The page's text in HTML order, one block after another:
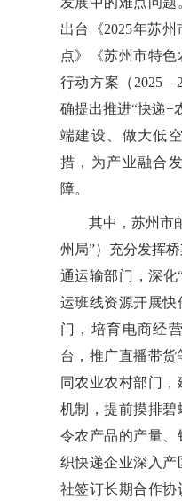
出台《2025年苏
点》《苏州市特
行动方案（
确提出推进“快递+
端建设、做大低
措，为产业融合
障。
其中，苏州市
州局”）充分发挥
通运输部门，深化
运班线资源开展快
门，培育电商经
台，推广直播带
同农业农村部门
机制，提前摸排
令农产品的产量、
织快递企业深入
社签订长期合作协